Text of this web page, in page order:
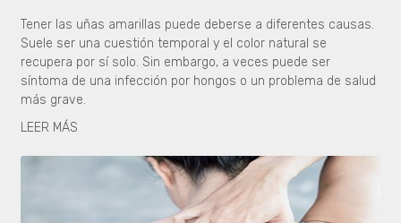
Tener las uñas amarillas puede deberse a diferentes causas.
Suele ser una cuestión temporal y el color natural se
recupera por sí solo. Sin embargo, a veces puede ser
síntoma de una infección por hongos o un problema de salud
más grave.
LEER MÁS